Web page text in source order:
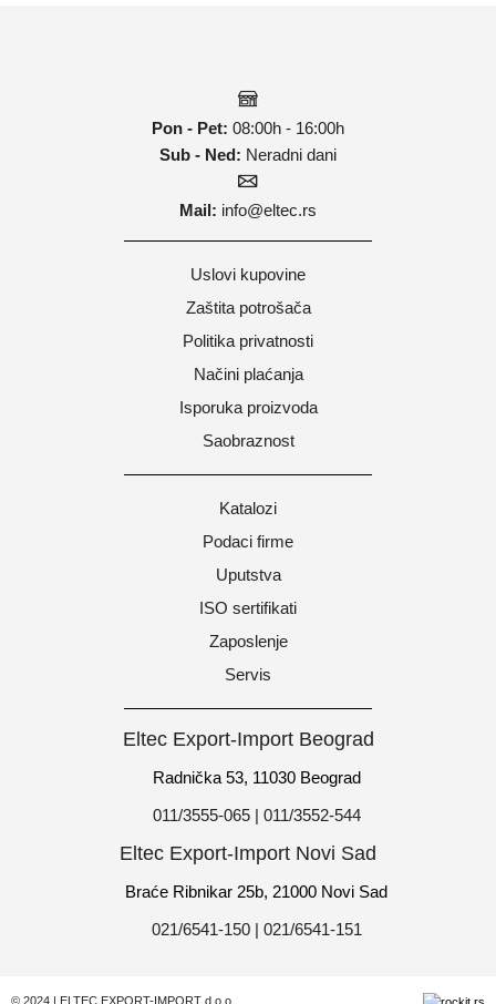
Pon - Pet: 08:00h - 16:00h
Sub - Ned: Neradni dani
Mail: info@eltec.rs
Uslovi kupovine
Zaštita potrošača
Politika privatnosti
Načini plaćanja
Isporuka proizvoda
Saobraznost
Katalozi
Podaci firme
Uputstva
ISO sertifikati
Zaposlenje
Servis
Eltec Export-Import Beograd
Radnička 53, 11030 Beograd
011/3555-065 | 011/3552-544
Eltec Export-Import Novi Sad
Braće Ribnikar 25b, 21000 Novi Sad
021/6541-150 | 021/6541-151
© 2024 | ELTEC EXPORT-IMPORT d.o.o.